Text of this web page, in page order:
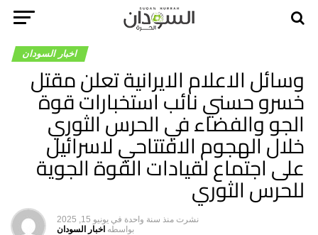
اخبار السودان
وسائل الاعلام الايرانية تعلن مقتل
خسرو حسني نائب استخبارات قوة
الجو والفضاء في الحرس الثوري
خلال الهجوم الافتتاحي لاسرائيل
على اجتماع لقيادات القوة الجوية
للحرس الثوري
نشرت منذ سنة واحدة في يونيو 15, 2025
بواسطه اخبار السودان